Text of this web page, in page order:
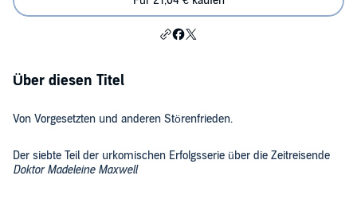
Über diesen Titel
Von Vorgesetzten und anderen Störenfrieden.
Der siebte Teil der urkomischen Erfolgsserie über die Zeitreisende
Doktor Madeleine Maxwell